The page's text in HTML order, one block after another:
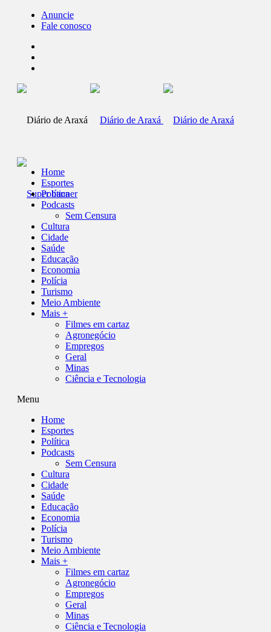
Anuncie
Fale conosco
Home
Esportes
Política
Podcasts
Sem Censura
Cultura
Cidade
Saúde
Educação
Economia
Polícia
Turismo
Meio Ambiente
Mais +
Filmes em cartaz
Agronegócio
Empregos
Geral
Minas
Ciência e Tecnologia
Menu
Home
Esportes
Política
Podcasts
Sem Censura
Cultura
Cidade
Saúde
Educação
Economia
Polícia
Turismo
Meio Ambiente
Mais +
Filmes em cartaz
Agronegócio
Empregos
Geral
Minas
Ciência e Tecnologia